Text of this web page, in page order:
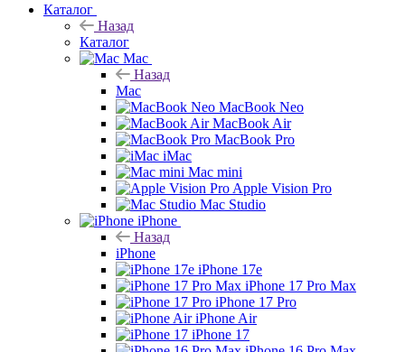
Каталог
Назад
Каталог
Mac
Назад
Mac
MacBook Neo
MacBook Air
MacBook Pro
iMac
Mac mini
Apple Vision Pro
Mac Studio
iPhone
Назад
iPhone
iPhone 17e
iPhone 17 Pro Max
iPhone 17 Pro
iPhone Air
iPhone 17